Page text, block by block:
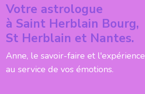
Votre astrologue
à Saint Herblain Bourg,
St Herblain et Nantes.
Anne, le savoir-faire et l'expérience
au service de vos émotions.